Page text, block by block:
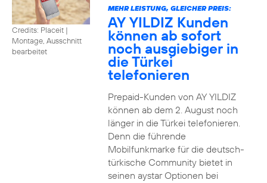
Credits: Placeit |
Montage, Ausschnitt
bearbeitet
MEHR LEISTUNG, GLEICHER PREIS:
AY YILDIZ Kunden
können ab sofort
noch ausgiebiger in
die Türkei
telefonieren
Prepaid-Kunden von AY YILDIZ
können ab dem 2. August noch
länger in die Türkei telefonieren.
Denn die führende
Mobilfunkmarke für die deutsch-
türkische Community bietet in
seinen aystar Optionen bei